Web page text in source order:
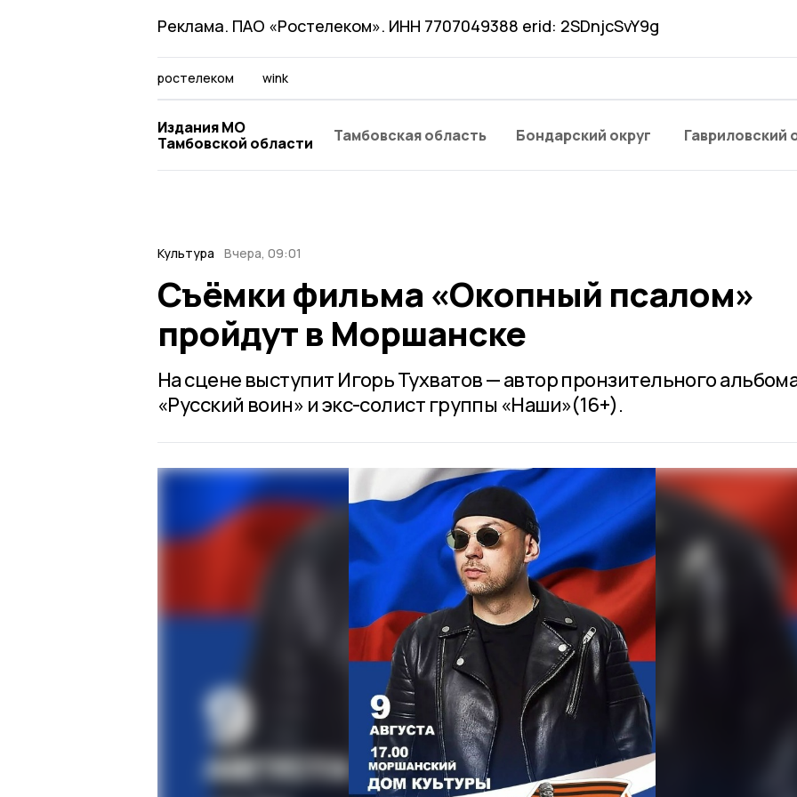
Реклама. ПАО «Ростелеком». ИНН 7707049388 erid: 2SDnjcSvY9g
ростелеком wink
Издания МО
Тамбовской области
Тамбовская область Бондарский округ Гавриловский
Культура Вчера, 09:01
Съёмки фильма «Окопный псалом»
пройдут в Моршанске
На сцене выступит Игорь Тухватов — автор пронзительного
«Русский воин» и экс-солист группы «Наши»(16+).